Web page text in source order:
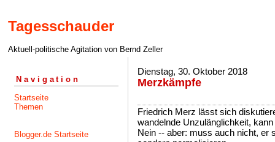
Tagesschauder
Aktuell-politische Agitation von Bernd Zeller
Navigation
Startseite
Themen
Blogger.de Startseite
Dienstag, 30. Oktober 2018
Merzkämpfe
Friedrich Merz lässt sich
wandelnde Unzulänglichkeit,
Nein -- aber: muss auch nicht, er